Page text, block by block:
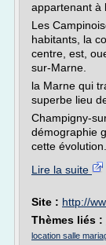
appartenant à
Les
habitants, la
centre, est,
sur-Marne.
la Marne qui
superbe lieu
Champigny-
démographie
cette
Lire la suite
Site : http://
Thèmes liés :
location salle